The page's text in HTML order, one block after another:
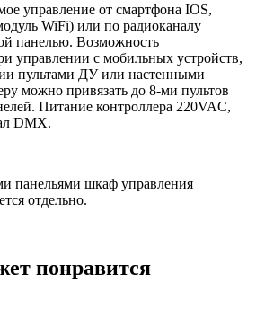
управление от смартфона IOS,
WiFi) или по радиоканалу
панелью. Возможность
управлении с мобильных устройств,
пультами ДУ или настенными
можно привязать до 8-ми пультов
Питание контроллера 220VAC,
DMX.
панельями шкаф управления
отдельно.
понравится